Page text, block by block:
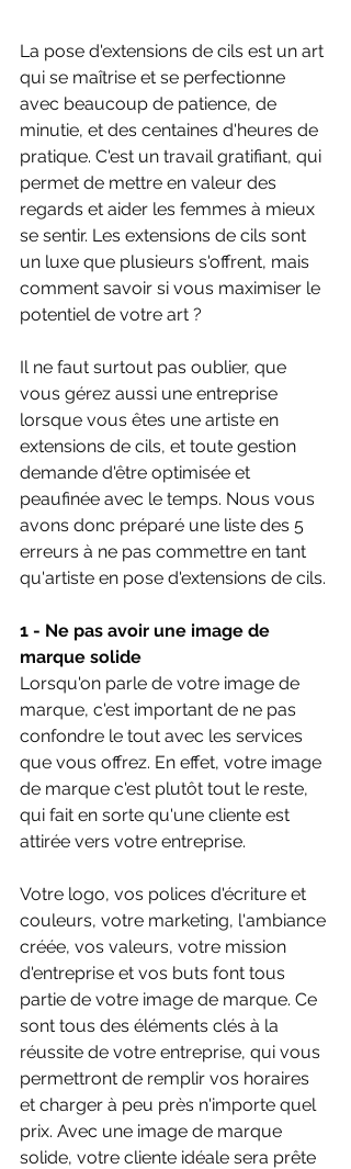
La pose d'extensions de cils est un art
qui se maîtrise et se perfectionne
avec beaucoup de patience, de
minutie, et des centaines d'heures de
pratique. C'est un travail gratifiant, qui
permet de mettre en valeur des
regards et aider les femmes à mieux
se sentir. Les extensions de cils sont
un luxe que plusieurs s'offrent, mais
comment savoir si vous maximiser le
potentiel de votre art ?
Il ne faut surtout pas oublier, que
vous gérez aussi une entreprise
lorsque vous êtes une artiste en
extensions de cils, et toute gestion
demande d'être optimisée et
peaufinée avec le temps. Nous vous
avons donc préparé une liste des 5
erreurs à ne pas commettre en tant
qu'artiste en pose d'extensions de cils.
1 - Ne pas avoir une image de
marque solide
Lorsqu'on parle de votre image de
marque, c'est important de ne pas
confondre le tout avec les services
que vous offrez. En effet, votre image
de marque c'est plutôt tout le reste,
qui fait en sorte qu'une cliente est
attirée vers votre entreprise.
Votre logo, vos polices d'écriture et
couleurs, votre marketing, l'ambiance
créée, vos valeurs, votre mission
d'entreprise et vos buts font tous
partie de votre image de marque. Ce
sont tous des éléments clés à la
réussite de votre entreprise, qui vous
permettront de remplir vos horaires
et charger à peu près n'importe quel
prix. Avec une image de marque
solide, votre cliente idéale sera prête